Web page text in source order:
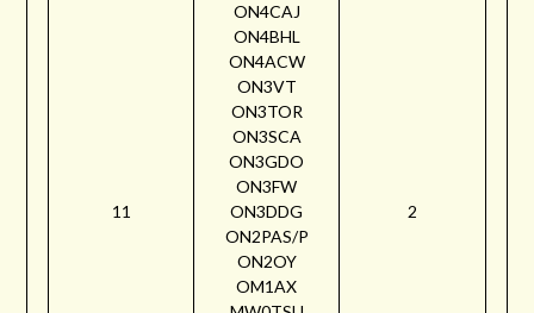
11
ON4CAJ
ON4BHL
ON4ACW
ON3VT
ON3TOR
ON3SCA
ON3GDO
ON3FW
ON3DDG
ON2PAS/P
ON2OY
OM1AX
2